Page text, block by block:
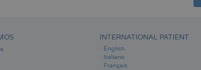
INTERNATIONAL PATIENT
English
Italiano
Français